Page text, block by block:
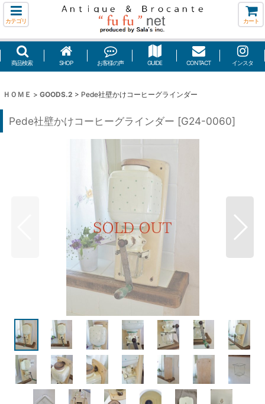
カテゴリ カート
商品検索 SHOP お客様の声 GUIDE CONTACT インスタ
ＨＯＭＥ > GOODS.2 > Pede社壁かけコーヒーグラインダー
Pede社壁かけコーヒーグラインダー [G24-0060]